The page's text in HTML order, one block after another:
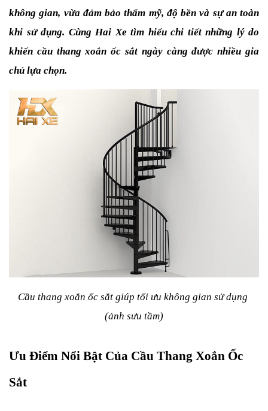
không gian, vừa đảm bảo thẩm mỹ, độ bền và sự an toàn
khi sử dụng. Cùng Hai Xe tìm hiểu chi tiết những lý do
khiến cầu thang xoắn ốc sắt ngày càng được nhiều gia
chủ lựa chọn.
Cầu thang xoắn ốc sắt giúp tối ưu không gian sử dụng
(ảnh sưu tầm)
Ưu Điểm Nổi Bật Của Cầu Thang Xoắn Ốc
Sắt